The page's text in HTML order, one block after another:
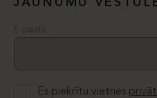
JAUNUMU
E-pasts
Es piekrītu vietnes